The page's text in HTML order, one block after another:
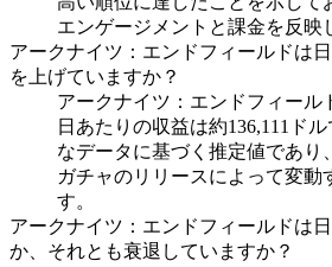
エンゲージメントと課金を反映
アークナイツ：エンドフィールドは
を上げていますか？
アークナイツ：エンドフィール
日あたりの収益は約136,111ド
なデータに基づく推定値であり
ガチャのリリースによって変動
す。
アークナイツ：エンドフィールドは
か、それとも衰退していますか？